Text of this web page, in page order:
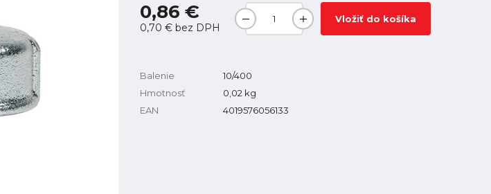
0,86 €
0,70 € bez DPH
Vložiť do košíka
Balenie
10/400
Hmotnosť
0,02 kg
EAN
4019576056133